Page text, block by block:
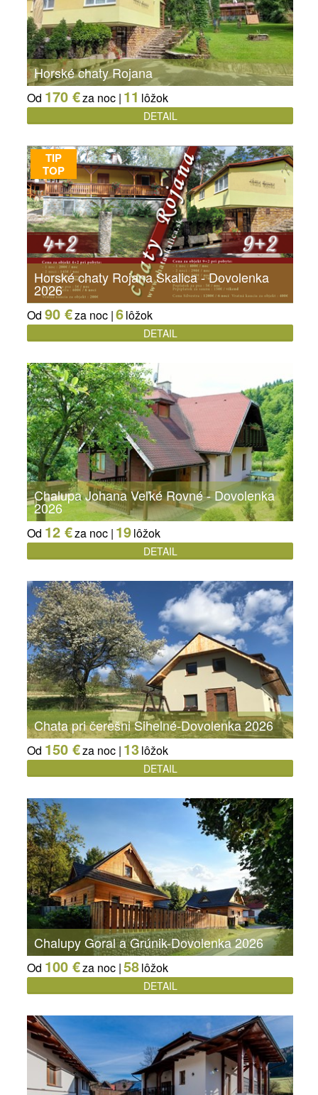
Horské chaty Rojana
Od 170 €za noc | 11 lôžok
DETAIL
TIP
TOP
Horské chaty Rojana Skalica - Dovolenka
2026
Od 90 €za noc |6lôžok
DETAIL
Chalupa Johana Veľké Rovné - Dovolenka
2026
Od 12 €za noc | 19lôžok
DETAIL
Chata pri čerešni Sihelné-Dovolenka 2026
Od 150 €za noc | 13lôžok
DETAIL
Chalupy Goral a Grúnik-Dovolenka 2026
Od 100 €za noc |58lôžok
DETAIL